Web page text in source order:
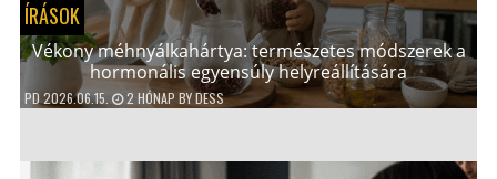
ÍRÁSOK
Vékony méhnyálkahártya: természetes módszerek a
hormonális egyensúly helyreállítására
PD 2026.06.15. 2 HÓNAP BYDESS